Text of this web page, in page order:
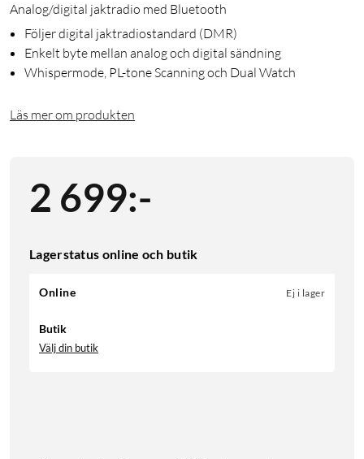
Analog/digital jaktradio med Bluetooth
Följer digital jaktradiostandard (DMR)
Enkelt byte mellan analog och digital sändning
Whispermode, PL-tone Scanning och Dual Watch
Läs mer om produkten
2 699:-
Lagerstatus online och butik
Online Ej i lager
Butik
Välj din butik